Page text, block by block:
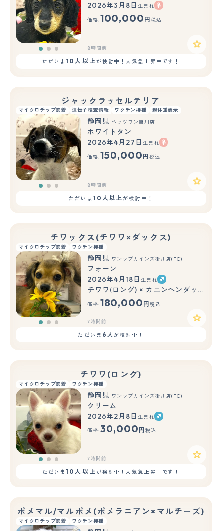
もっと見る
2026年3月8日 生まれ
価格:100,000 円 税込
8時間前
ただいま10人以上が検討中！人気急上昇中です！
ジャックラッセルテリア
マイクロチップ装着 遺伝子検査情報 ワクチン接種 親体重表示
もっと見る
静岡県 ペッツワン掛川店
ホワイトタン
2026年4月27日 生まれ
価格:150,000 円 税込
8時間前
ただいま 10人以上が検討中！
チワックス(チワワ×ダックス)
マイクロチップ装着 ワクチン接種
もっと見る
静岡県 ワンラブカインズ掛川店(FC)
フォーン
2026年4月18日 生まれ
チワワ(ロング) × カニンヘンダックスフンド(ロング)
価格:180,000 円 税込
7時間前
ただいま 6人が検討中！
チワワ(ロング)
マイクロチップ装着 ワクチン接種
もっと見る
静岡県 ワンラブカインズ掛川店(FC)
クリーム
2026年2月8日 生まれ
価格:30,000 円 税込
7時間前
ただいま10人以上が検討中！人気急上昇中です！
ポメマル/マルポメ(ポメラニアン×マルチーズ)
マイクロチップ装着 ワクチン接種